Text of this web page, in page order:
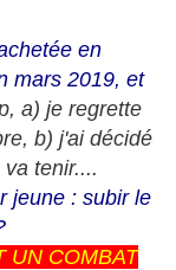
en
mars 2019, et
a) je regrette
b) j'ai décidé
tenir....
jeune : subir le
UN COMBAT